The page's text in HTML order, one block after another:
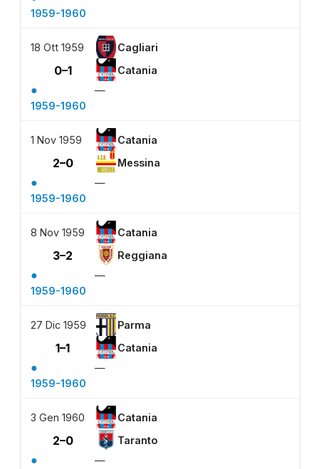
1959-1960
18 Ott 1959 Cagliari
0–1 Catania
●
—
1959-1960
1 Nov 1959 Catania
2–0 Messina
●
—
1959-1960
8 Nov 1959 Catania
3–2 Reggiana
●
—
1959-1960
27 Dic 1959 Parma
1–1 Catania
●
—
1959-1960
3 Gen 1960 Catania
2–0 Taranto
●
—